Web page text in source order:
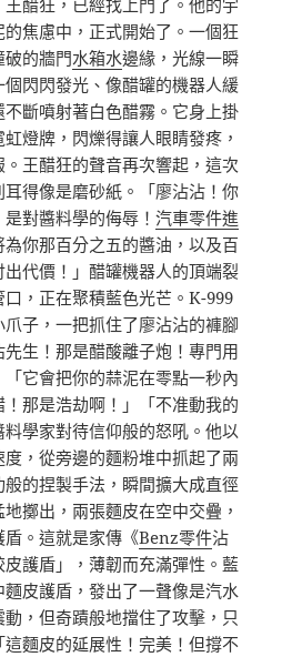
醋狂，已經找上門了。他的宇
焦慮中，正式開始了。一個狂
破的牆門水箱水邊緣，光線一瞬
閃閃發光、像醋罐的機器人緩
斷噴射著白色醋霧。它身上掛
燈牌，閃爍得讓人眼睛發疼，
。王醋狂的聲音再次響起，這次
得像是磨砂紙。「廖沾沾！你
對醬料學的侮辱！汽車零件進
你那百分之五的醬油，以及百
代價！」醋罐機器人的頂端裂
，正在聚積藍色光芒。K-999
子，一把抓住了廖沾沾的褲腳
生！那是醋酸離子炮！專門用
它會把你的蒜泥在零點一秒內
那是浩劫啊！」「不准動我的
學家對待信仰般的怒吼。他以
，從旁邊的麵粉堆中抓起了兩
的捏製手法，瞬間擴大成直徑
擲出，兩張麵皮在空中交疊，
。這就是家傳《Benz零件沾
護盾」，薄韌而充滿彈性。藍
皮護盾，發出了一聲像是汽水
，但奇蹟般地擋住了攻擊，只
麵皮的延展性！完美！但撐不